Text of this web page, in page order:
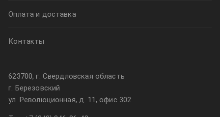
Оплата и доставка
Контакты
623700, г. Свердловская область
г. Березовский
ул. Революционная, д. 11, офис 302